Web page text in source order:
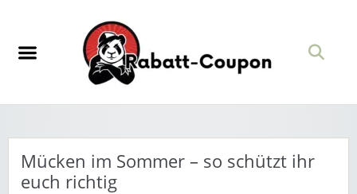
Mücken im Sommer – so schützt ihr
euch richtig